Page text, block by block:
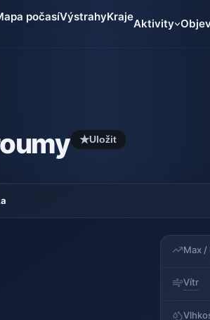
počasíVýstrahyKraje
Aktivity
★Uložit
Max /
Vítr